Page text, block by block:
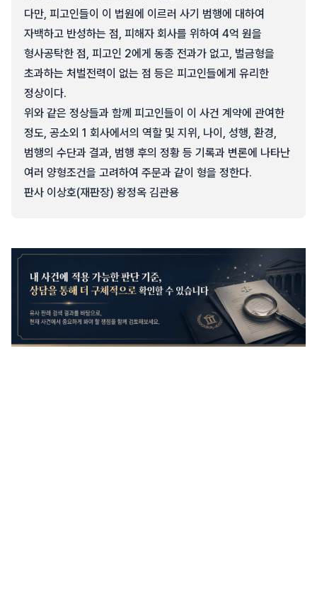
다만, 피고인들이 이 법원에 이르러 사기 범행에 대하여
자백하고 반성하는 점, 피해자 회사를 위하여 4억 원을
형사공탁한 점, 피고인 2에게 동종 전과가 없고, 벌금형을
초과하는 처벌전력이 없는 점 등은 피고인들에게 유리한
정상이다.
위와 같은 정상들과 함께 피고인들이 이 사건 계약에 관여한
정도, 공소외 1 회사에서의 역할 및 지위, 나이, 성행, 환경,
범행의 수단과 결과, 범행 후의 정황 등 기록과 변론에 나타난
여러 양형조건을 고려하여 주문과 같이 형을 정한다.
판사 이상호(재판장) 왕정옥 김관용